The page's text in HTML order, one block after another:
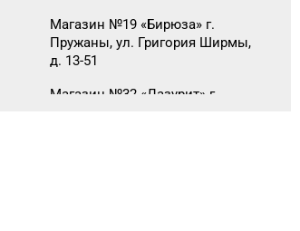
Магазин №19 «Бирюза» г.
Пружаны, ул. Григория Ширмы,
д. 13-51
Магазин №32 «Лазурит» г.